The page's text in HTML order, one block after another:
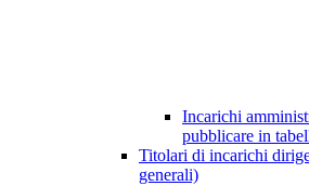
Incarichi
pubblicare in
Titolari di incarichi
generali)